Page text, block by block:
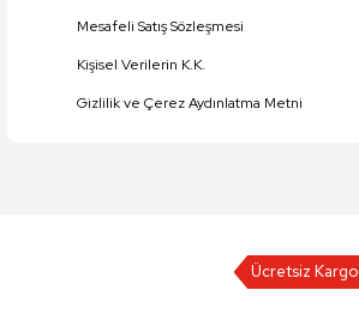
Mesafeli Satış Sözleşmesi
Kişisel Verilerin K.K.
Gizlilik ve Çerez Aydınlatma Metni
Ücretsiz Kargo